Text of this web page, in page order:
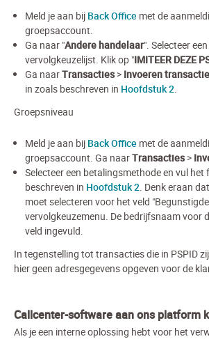
Meld je aan bij Back Office met de
groepsaccount.
Ga naar "Andere handelaar". Selecteer
vervolgkeuzelijst. Klik op "IMITEER DEZE
Ga naarTransacties> Invoeren transactie
in zoals beschreven in Hoofdstuk 2.
Groepsniveau
Meld je aan bij Back Office met de
groepsaccount. Ga naarTransacties>
Selecteer een betalingsmethode en vul
beschreven in Hoofdstuk 2. Denk eraan
moet selecteren voor het veld
vervolgkeuzemenu. De bedrijfsnaam voor
veld ingevuld.
In tegenstelling tot transacties die in PSPID
hier geen adresgegevens opgeven voor de
Callcenter-software aan ons platform
Als je een interne oplossing hebt voor het